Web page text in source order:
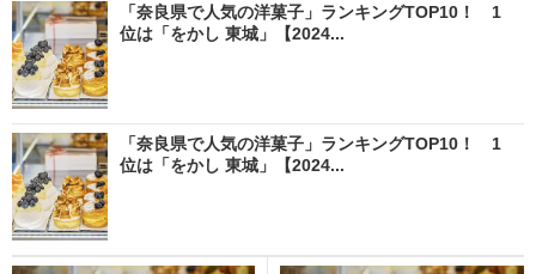
「奈良県で人気の洋菓子」ランキングTOP10！ 1
位は「をかし 東城」【2024...
「奈良県で人気の洋菓子」ランキングTOP10！ 1
位は「をかし 東城」【2024...